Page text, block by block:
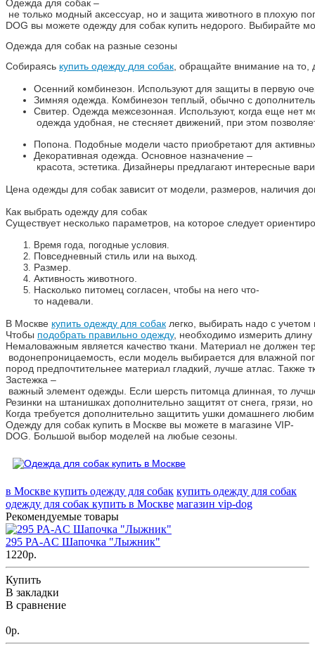
Одежда для собак –
не только модный аксессуар, но и защита животного в плохую
DOG вы можете одежду для собак купить недорого. Выбирайте
Одежда для собак на разные сезоны
Собираясь купить одежду для собак , обращайте внимание на то,
Осенний комбинезон. Используют для защиты в первую
Зимняя одежда. Комбинезон теплый, обычно с
Свитер. Одежда межсезонная. Используют, когда еще нет
одежда удобная, не стесняет движений, при этом
Попона. Подобные модели часто приобретают для
Декоративная одежда. Основное назначение –
красота, эстетика. Дизайнеры предлагают интересные
Цена одежды для собак зависит от модели, размеров, наличия
Как выбрать одежду для собак
Существует несколько параметров, на которое следует
Время года, погодные условия.
Повседневный стиль или на выход.
Размер.
Активность животного.
Насколько питомец согласен, чтобы на него что-
то надевали.
В Москве купить одежду для собак легко, выбирать надо с
Чтобы подобрать правильно одежду, необходимо измерить
Немаловажным является качество ткани. Материал не должен
водонепроницаемость, если модель выбирается для влажной
пород предпочтительнее материал гладкий, лучше атлас. Также
Застежка –
важный элемент одежды. Если шерсть питомца длинная, то
Резинки на штанишках дополнительно защитят от снега, грязи,
Когда требуется дополнительно защитить ушки домашнего
Одежду для собак купить в Москве вы можете в магазине VIP-
DOG. Большой выбор моделей на любые сезоны.
в Москве купить одежду для собак купить одежду для собак
одежду для собак купить в Москве магазин vip-dog
Рекомендуемые товары
295 PA-AC Шапочка "Лыжник"
1220р.
Купить
В закладки
В сравнение
0р.